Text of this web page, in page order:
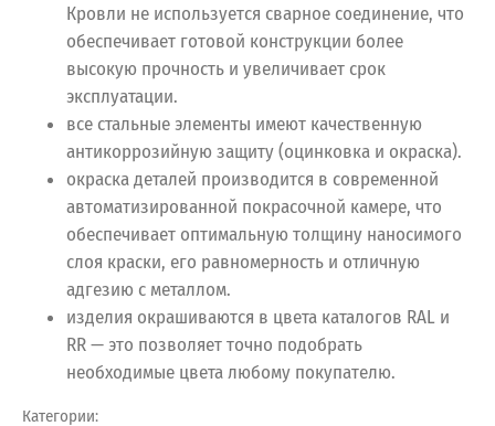
Кровли не используется сварное соединение, что
обеспечивает готовой конструкции более
высокую прочность и увеличивает срок
эксплуатации.
все стальные элементы имеют качественную
антикоррозийную защиту (оцинковка и окраска).
окраска деталей производится в современной
автоматизированной покрасочной камере, что
обеспечивает оптимальную толщину наносимого
слоя краски, его равномерность и отличную
адгезию с металлом.
изделия окрашиваются в цвета каталогов RAL и
RR — это позволяет точно подобрать
необходимые цвета любому покупателю.
Категории: